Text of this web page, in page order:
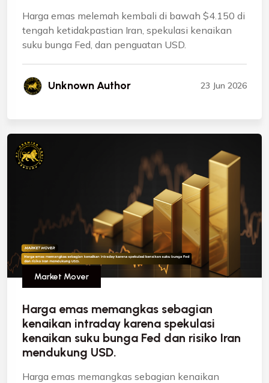
Harga emas melemah kembali di bawah $4.150 di
tengah ketidakpastian Iran, spekulasi kenaikan
suku bunga Fed, dan penguatan USD.
Unknown Author 23 Jun 2026
Market Mover
Harga emas memangkas sebagian
kenaikan intraday karena spekulasi
kenaikan suku bunga Fed dan risiko Iran
mendukung USD.
Harga emas memangkas sebagian kenaikan